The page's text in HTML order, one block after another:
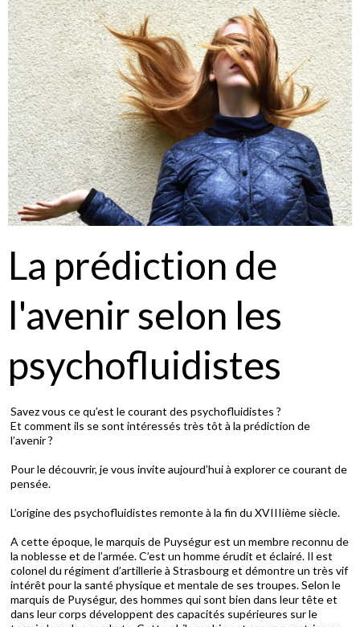
La prédiction de
l'avenir selon les
psychofluidistes
Savez vous ce qu’est le courant des psychofluidistes ?
Et comment ils se sont intéressés très tôt à la prédiction de
l’avenir ?
Pour le découvrir, je vous invite aujourd’hui à explorer ce courant de
pensée.
L’origine des psychofluidistes remonte à la fin du XVIIIième siècle.
A cette époque, le marquis de Puységur est un membre reconnu de
la noblesse et de l’armée. C’est un homme érudit et éclairé. Il est
colonel du régiment d’artillerie à Strasbourg et démontre un très vif
intérêt pour la santé physique et mentale de ses troupes. Selon le
marquis de Puységur, des hommes qui sont bien dans leur tête et
dans leur corps développent des capacités supérieures sur le